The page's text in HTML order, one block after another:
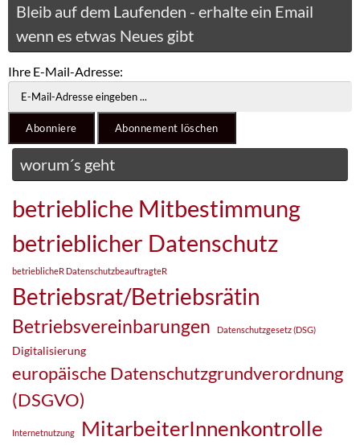
Bleib auf dem Laufenden - erhalte ein Email
wenn es etwas Neues gibt
Ihre E-Mail-Adresse:
worum´s geht
betriebliche Mitbestimmung
betrieblicher Datenschutz
betrieblicheR DatenschutzbeauftragteR
Betriebsrat/Betriebsrätin
Betriebsvereinbarungen Datenschutzgesetz (DSG)
Digitalisierung
europäische Datenschutzgrundverordnung
(DSGVO)
Internetnutzung MitarbeiterInnenkontrolle